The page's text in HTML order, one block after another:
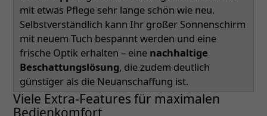
mit etwas Pflege sehr lange schön wie neu.
Selbstverständlich kann Ihr großer Sonnenschirm
mit neuem Tuch bespannt werden und eine
frische Optik erhalten – eine nachhaltige
Beschattungslösung, die zudem deutlich
günstiger als die Neuanschaffung ist.
Viele Extra-Features für maximalen
Bedienkomfort